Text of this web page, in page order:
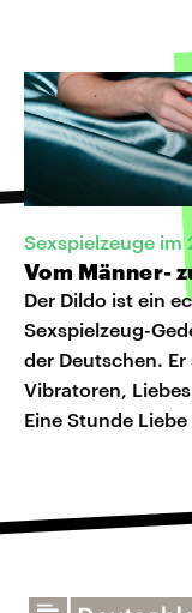
Sexspielzeuge im
Vom Männer-
Der Dildo ist ein
Sexspielzeug-
der Deutschen.
Vibratoren,
Eine Stunde